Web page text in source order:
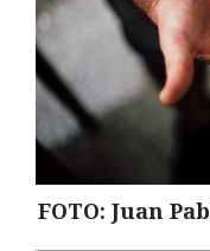
NAVNE
HISTORIE
TEORI
FOTO: Juan